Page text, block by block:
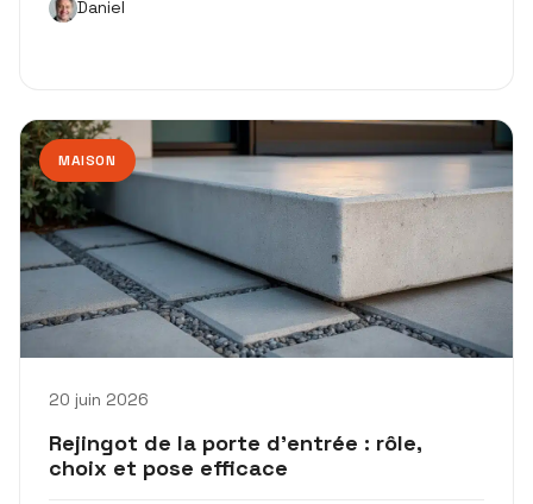
Daniel
MAISON
20 juin 2026
Rejingot de la porte d’entrée : rôle,
choix et pose efficace